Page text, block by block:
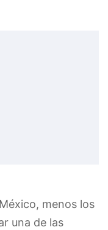
menos los
una de las